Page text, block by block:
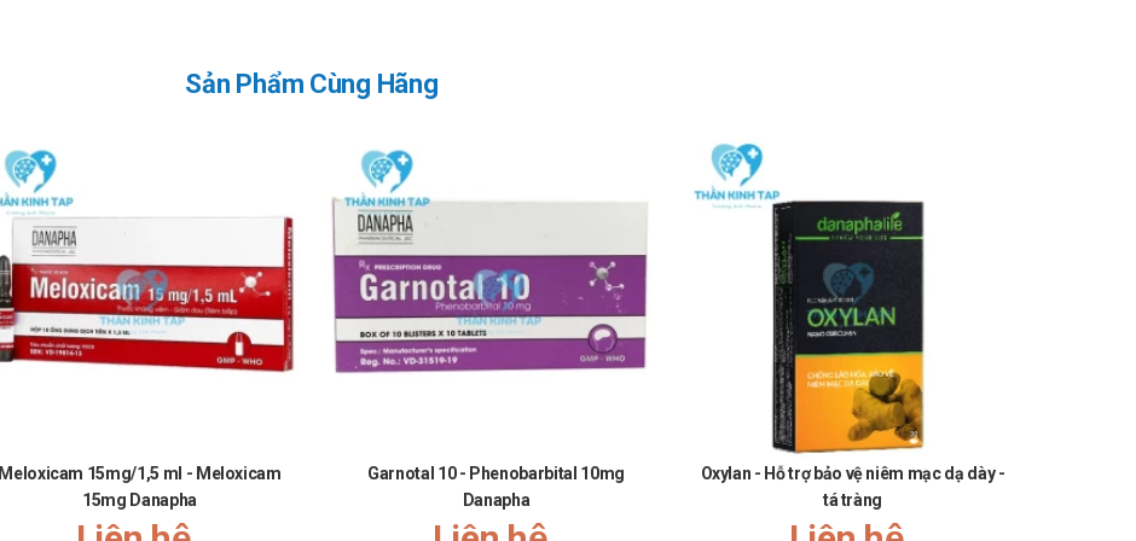
Sản Phẩm Cùng Hãng
Meloxicam 15mg/1,5 ml - Meloxicam
15mg Danapha
Garnotal 10 - Phenobarbital 10mg
Danapha
Oxylan - Hỗ trợ bảo vệ niêm mạc dạ dày -
tá tràng